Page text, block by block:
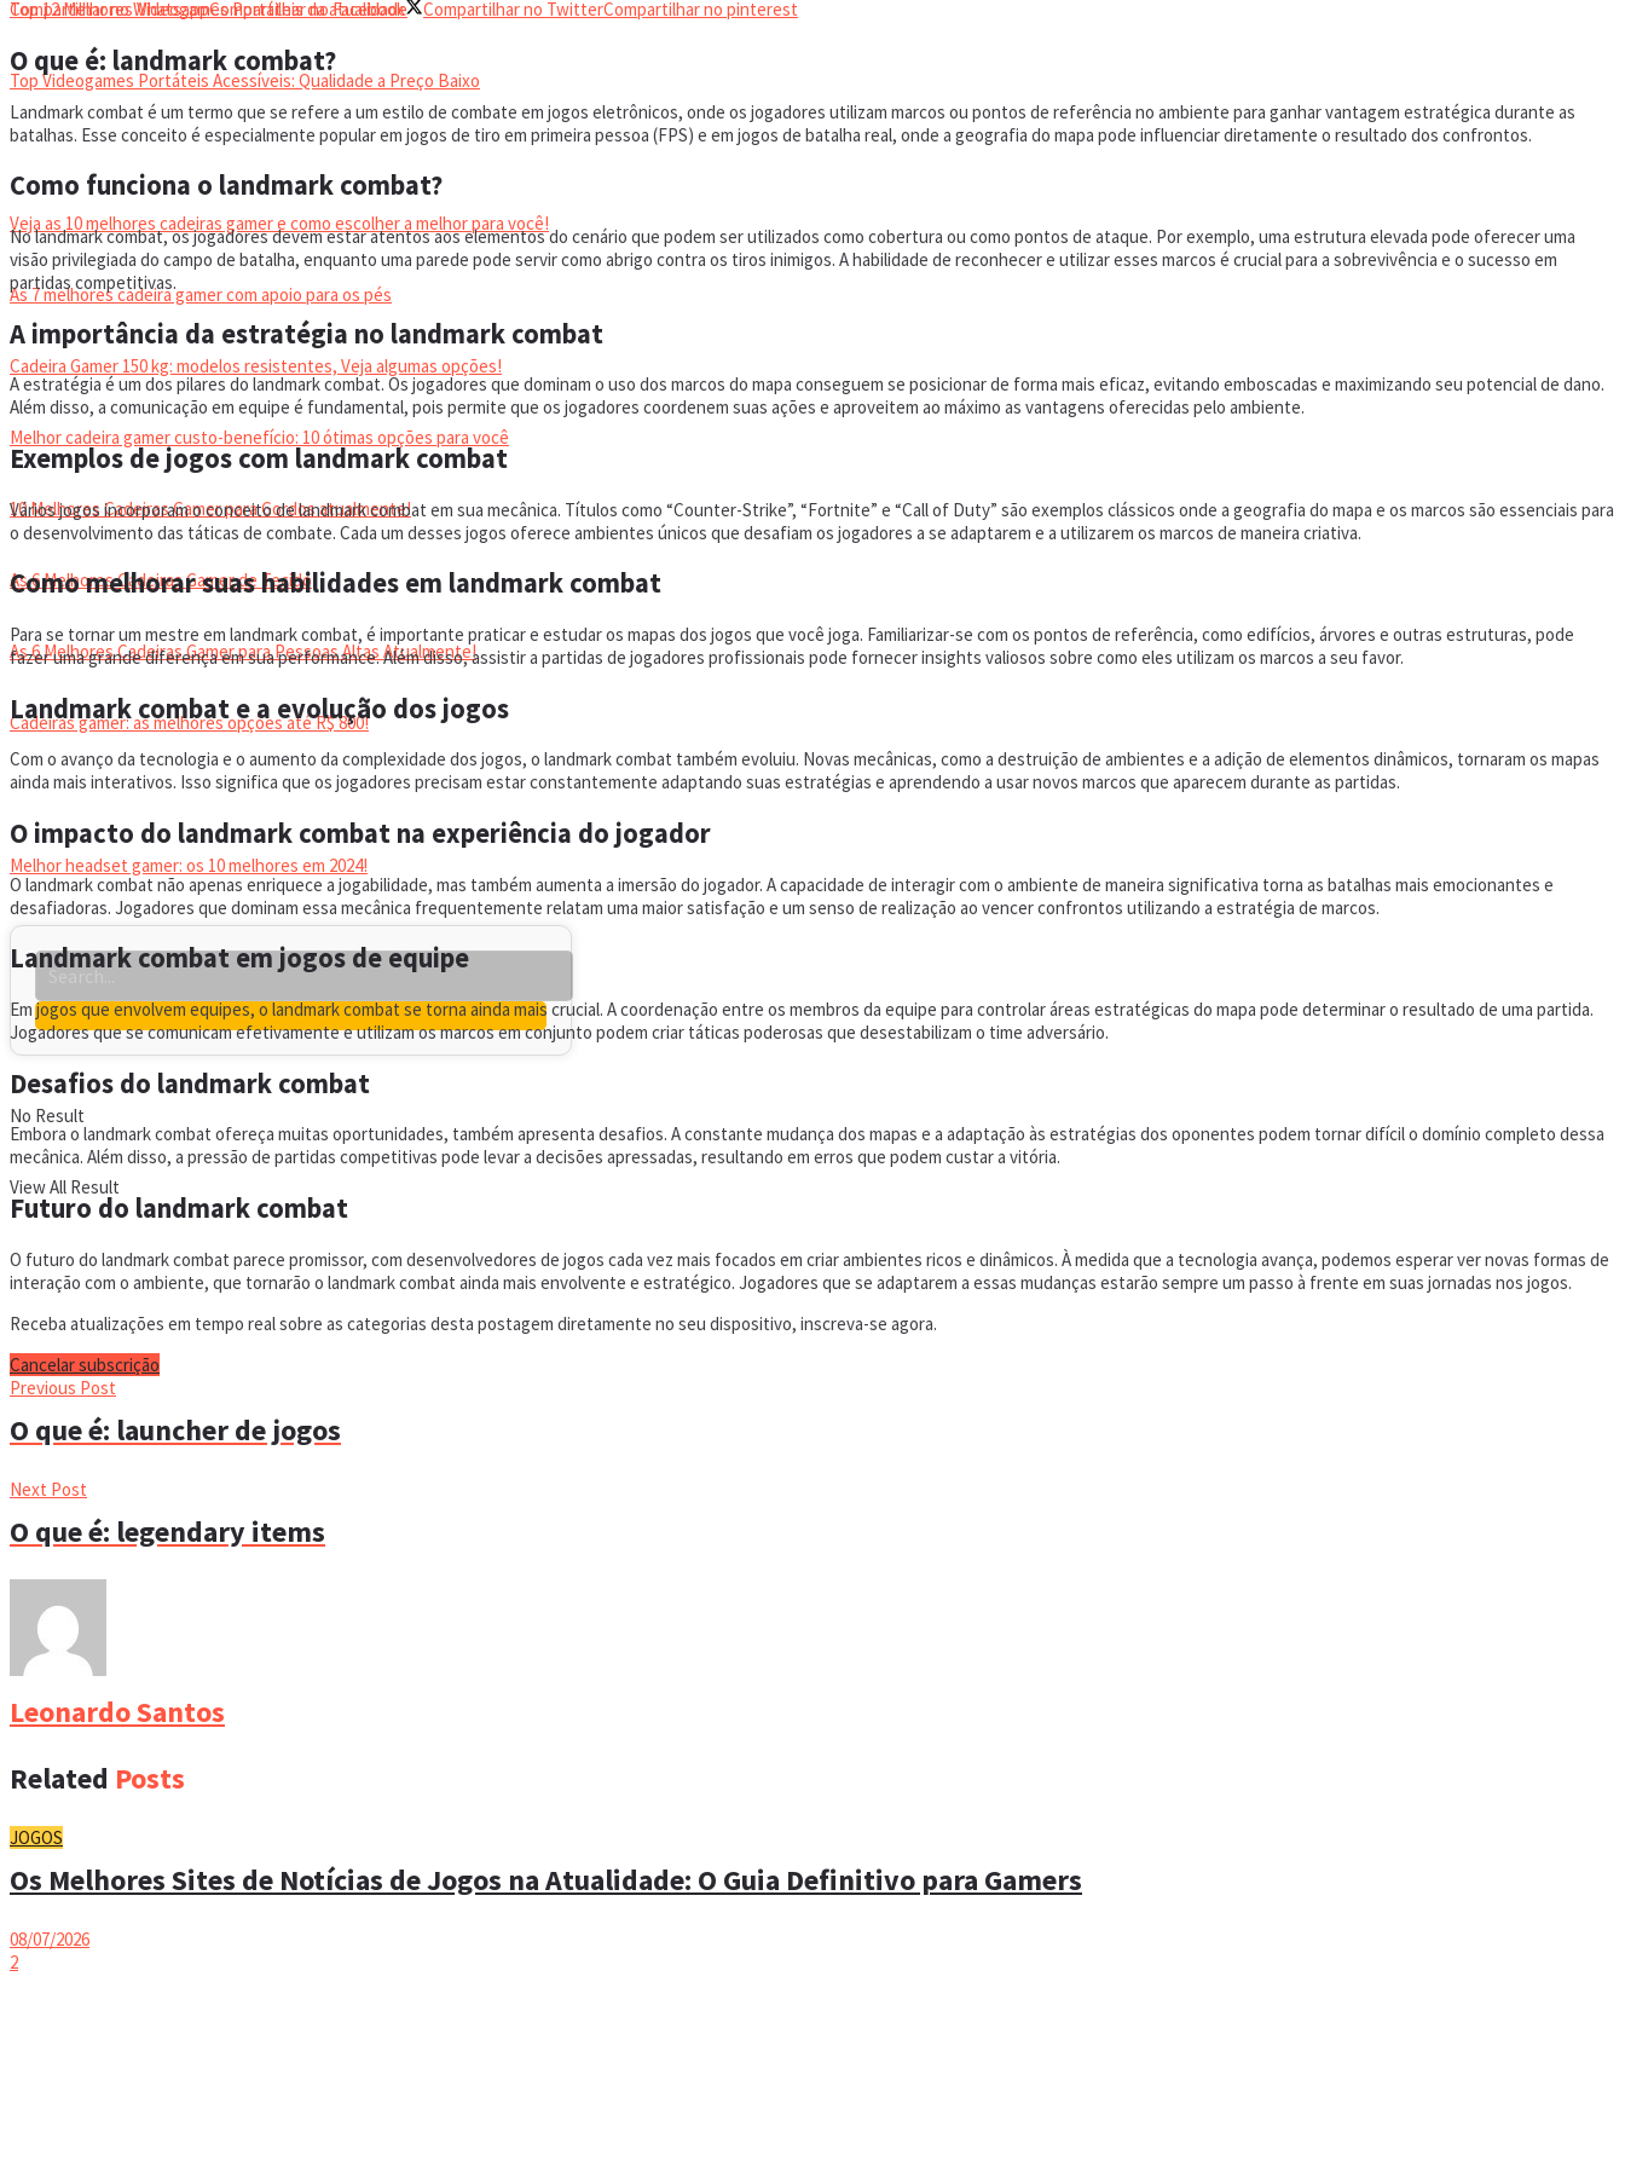
Top 12 Melhores Videogames Portáteis da atualidade
Top Videogames Portáteis Acessíveis: Qualidade a Preço Baixo
Veja as 10 melhores cadeiras gamer e como escolher a melhor para você!
As 7 melhores cadeira gamer com apoio para os pés
Cadeira Gamer 150 kg: modelos resistentes, Veja algumas opções!
Melhor cadeira gamer custo-benefício: 10 ótimas opções para você
10 Melhores Cadeiras Gamer para Gordos atualmente!
As 6 Melhores Cadeiras Gamer de Tecido
As 6 Melhores Cadeiras Gamer para Pessoas Altas Atualmente!
Cadeiras gamer: as melhores opções até R$ 800!
HEADSET
Melhor headset gamer: os 10 melhores em 2024!
No Result
View All Result
Compartilhar no WhatsappCompartilhar no Facebook Compartilhar no TwitterCompartilhar no pinterest
O que é: landmark combat?
Landmark combat é um termo que se refere a um estilo de combate em jogos eletrônicos, onde os jogadores utilizam marcos ou pontos de referência no ambiente para ganhar vantagem estratégica durante as
batalhas. Esse conceito é especialmente popular em jogos de tiro em primeira pessoa (FPS) e em jogos de batalha real, onde a geografia do mapa pode influenciar diretamente o resultado dos confrontos.
Como funciona o landmark combat?
No landmark combat, os jogadores devem estar atentos aos elementos do cenário que podem ser utilizados como cobertura ou como pontos de ataque. Por exemplo, uma estrutura elevada pode oferecer uma
visão privilegiada do campo de batalha, enquanto uma parede pode servir como abrigo contra os tiros inimigos. A habilidade de reconhecer e utilizar esses marcos é crucial para a sobrevivência e o sucesso em
partidas competitivas.
A importância da estratégia no landmark combat
A estratégia é um dos pilares do landmark combat. Os jogadores que dominam o uso dos marcos do mapa conseguem se posicionar de forma mais eficaz, evitando emboscadas e maximizando seu potencial de dano.
Além disso, a comunicação em equipe é fundamental, pois permite que os jogadores coordenem suas ações e aproveitem ao máximo as vantagens oferecidas pelo ambiente.
Exemplos de jogos com landmark combat
Vários jogos incorporam o conceito de landmark combat em sua mecânica. Títulos como “Counter-Strike”, “Fortnite” e “Call of Duty” são exemplos clássicos onde a geografia do mapa e os marcos são essenciais para
o desenvolvimento das táticas de combate. Cada um desses jogos oferece ambientes únicos que desafiam os jogadores a se adaptarem e a utilizarem os marcos de maneira criativa.
Como melhorar suas habilidades em landmark combat
Para se tornar um mestre em landmark combat, é importante praticar e estudar os mapas dos jogos que você joga. Familiarizar-se com os pontos de referência, como edifícios, árvores e outras estruturas, pode
fazer uma grande diferença em sua performance. Além disso, assistir a partidas de jogadores profissionais pode fornecer insights valiosos sobre como eles utilizam os marcos a seu favor.
Landmark combat e a evolução dos jogos
Com o avanço da tecnologia e o aumento da complexidade dos jogos, o landmark combat também evoluiu. Novas mecânicas, como a destruição de ambientes e a adição de elementos dinâmicos, tornaram os mapas
ainda mais interativos. Isso significa que os jogadores precisam estar constantemente adaptando suas estratégias e aprendendo a usar novos marcos que aparecem durante as partidas.
O impacto do landmark combat na experiência do jogador
O landmark combat não apenas enriquece a jogabilidade, mas também aumenta a imersão do jogador. A capacidade de interagir com o ambiente de maneira significativa torna as batalhas mais emocionantes e
desafiadoras. Jogadores que dominam essa mecânica frequentemente relatam uma maior satisfação e um senso de realização ao vencer confrontos utilizando a estratégia de marcos.
Landmark combat em jogos de equipe
Em jogos que envolvem equipes, o landmark combat se torna ainda mais crucial. A coordenação entre os membros da equipe para controlar áreas estratégicas do mapa pode determinar o resultado de uma partida.
Jogadores que se comunicam efetivamente e utilizam os marcos em conjunto podem criar táticas poderosas que desestabilizam o time adversário.
Desafios do landmark combat
Embora o landmark combat ofereça muitas oportunidades, também apresenta desafios. A constante mudança dos mapas e a adaptação às estratégias dos oponentes podem tornar difícil o domínio completo dessa
mecânica. Além disso, a pressão de partidas competitivas pode levar a decisões apressadas, resultando em erros que podem custar a vitória.
Futuro do landmark combat
O futuro do landmark combat parece promissor, com desenvolvedores de jogos cada vez mais focados em criar ambientes ricos e dinâmicos. À medida que a tecnologia avança, podemos esperar ver novas formas de
interação com o ambiente, que tornarão o landmark combat ainda mais envolvente e estratégico. Jogadores que se adaptarem a essas mudanças estarão sempre um passo à frente em suas jornadas nos jogos.
Receba atualizações em tempo real sobre as categorias desta postagem diretamente no seu dispositivo, inscreva-se agora.
Cancelar subscrição
Previous Post
O que é: launcher de jogos
Next Post
O que é: legendary items
Leonardo Santos
Related Posts
JOGOS
Os Melhores Sites de Notícias de Jogos na Atualidade: O Guia Definitivo para Gamers
08/07/2026
2